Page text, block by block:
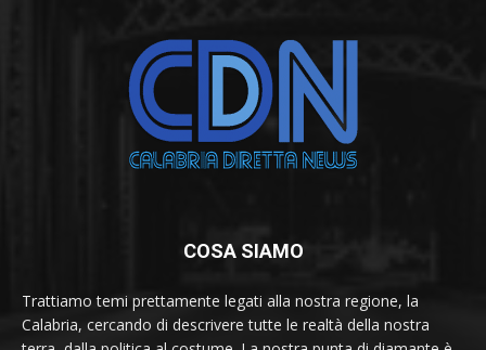
COSA SIAMO
Trattiamo temi prettamente legati alla nostra regione, la
Calabria, cercando di descrivere tutte le realtà della nostra